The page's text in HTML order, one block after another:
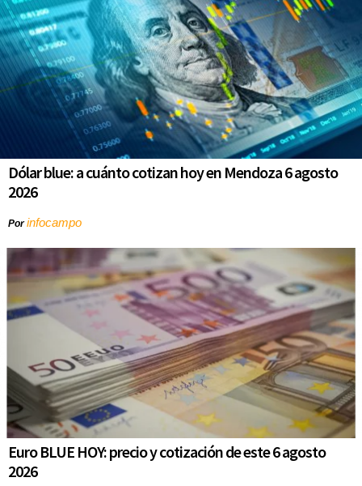
Dólar blue: a cuánto cotizan hoy en Mendoza 6 agosto
2026
Porinfocampo
Euro BLUE HOY: precio y cotización de este 6 agosto
2026